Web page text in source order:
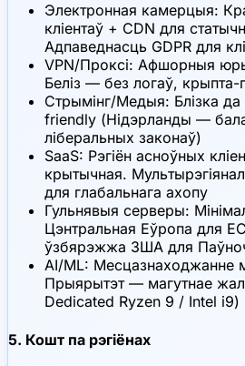
Электронная камерцыя:
кліентаў + CDN для
Адпаведнасць GDPR для
VPN/Проксі: Афшорныя
Беліз — без логаў,
Стрымінг/Медыя: Блізка
friendly (Нідэрланды —
ліберальных законаў)
SaaS: Рэгіён асноўных
крытычная.
для глабальнага ахопу
Гульнявыя серверы:
Цэнтральная Еўропа для
ўзбярэжжа ЗША для
AI/ML: Месцазнаходжанне
Прыярытэт — магутнае
Dedicated Ryzen 9 / Intel i9)
5. Кошт па рэгіёнах